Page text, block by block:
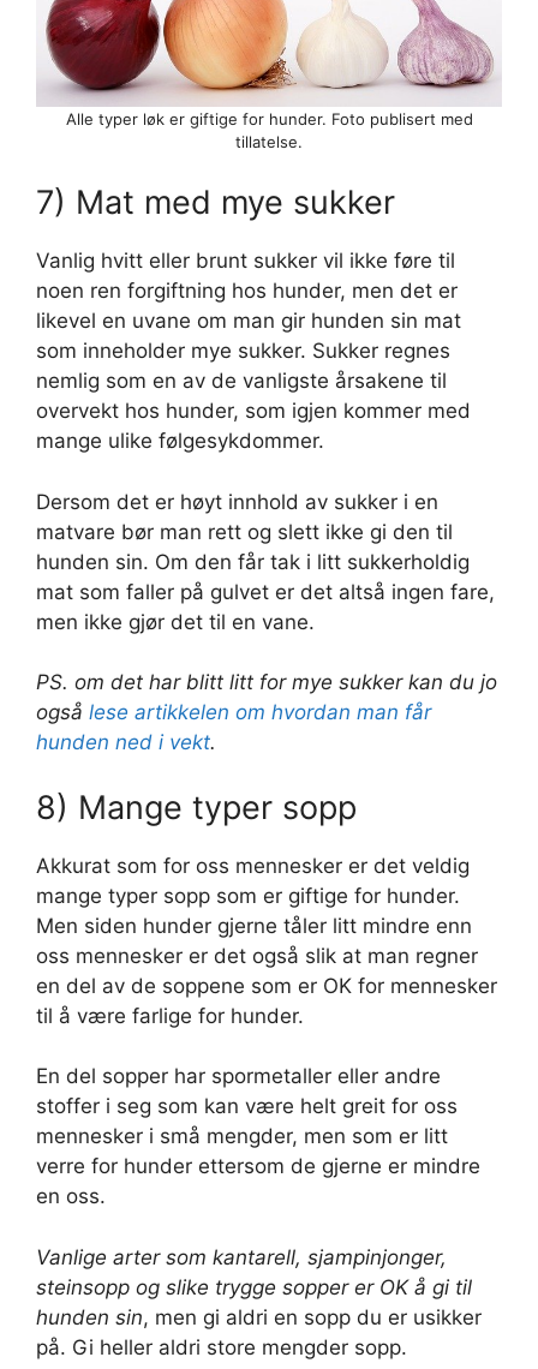
Alle typer løk er giftige for hunder. Foto publisert med
tillatelse.
7) Mat med mye sukker
Vanlig hvitt eller brunt sukker vil ikke føre til
noen ren forgiftning hos hunder, men det er
likevel en uvane om man gir hunden sin mat
som inneholder mye sukker. Sukker regnes
nemlig som en av de vanligste årsakene til
overvekt hos hunder, som igjen kommer med
mange ulike følgesykdommer.
Dersom det er høyt innhold av sukker i en
matvare bør man rett og slett ikke gi den til
hunden sin. Om den får tak i litt sukkerholdig
mat som faller på gulvet er det altså ingen fare,
men ikke gjør det til en vane.
PS. om det har blitt litt for mye sukker kan du jo
også lese artikkelen om hvordan man får
hunden ned i vekt.
8) Mange typer sopp
Akkurat som for oss mennesker er det veldig
mange typer sopp som er giftige for hunder.
Men siden hunder gjerne tåler litt mindre enn
oss mennesker er det også slik at man regner
en del av de soppene som er OK for mennesker
til å være farlige for hunder.
En del sopper har spormetaller eller andre
stoffer i seg som kan være helt greit for oss
mennesker i små mengder, men som er litt
verre for hunder ettersom de gjerne er mindre
en oss.
Vanlige arter som kantarell, sjampinjonger,
steinsopp og slike trygge sopper er OK å gi til
hunden sin, men gi aldri en sopp du er usikker
på. Gi heller aldri store mengder sopp.